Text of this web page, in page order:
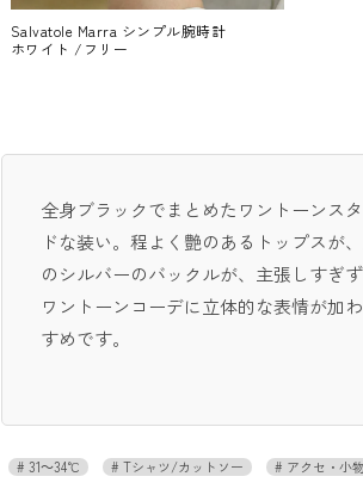
Salvatole Marra シンプル腕時計
ホワイト /フリー
全身ブラックでまとめたワントーンス
ドな装い。程よく艶のあるトップスが
のシルバーのバックルが、主張しすぎ
ワントーンコーデに立体的な表情が加
すめです。
31～34℃ Tシャツ/カットソー アクセ・小物